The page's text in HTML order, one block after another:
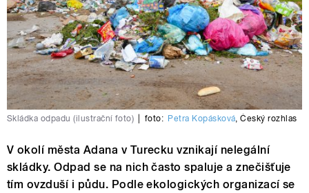
Skládka odpadu (ilustrační foto) foto: Petra Kopásková,Český rozhlas
V okolí města Adana v Turecku vznikají nelegální
skládky. Odpad se na nich často spaluje a znečišťuje
tím ovzduší i půdu. Podle ekologických organizací se